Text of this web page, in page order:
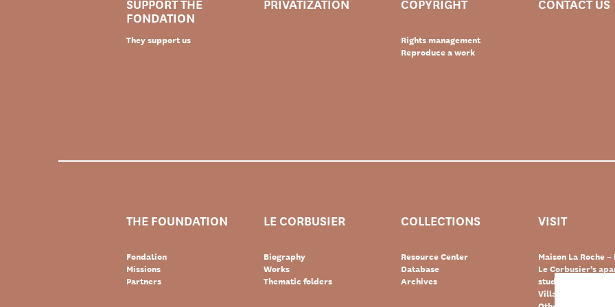
FONDATION
They support us
Rights management
Reproduce a work
THE FOUNDATION
Fondation
Missions
Partners
LE CORBUSIER
Biography
Works
Thematic folders
COLLECTIONS
Resource Center
Database
Archives
VISIT
Maison La Roche
Le Corbusier’s
studio – Paris
Villa Le Lac –